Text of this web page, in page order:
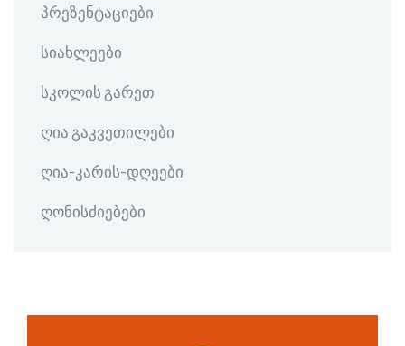
პრეზენტაციები
სიახლეები
სკოლის გარეთ
ღია გაკვეთილები
ღია-კარის-დღეები
ღონისძიებები